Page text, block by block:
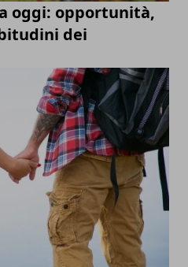
oggi: opportunità,
dei